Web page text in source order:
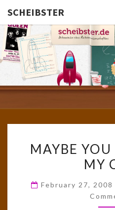
SCHEIBSTER
MAYBE
MY
February 27, 2008